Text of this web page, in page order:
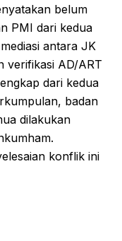
belum
PMI dari kedua
antara JK
verifikasi AD/ART
dari kedua
badan
dilakukan
konflik ini